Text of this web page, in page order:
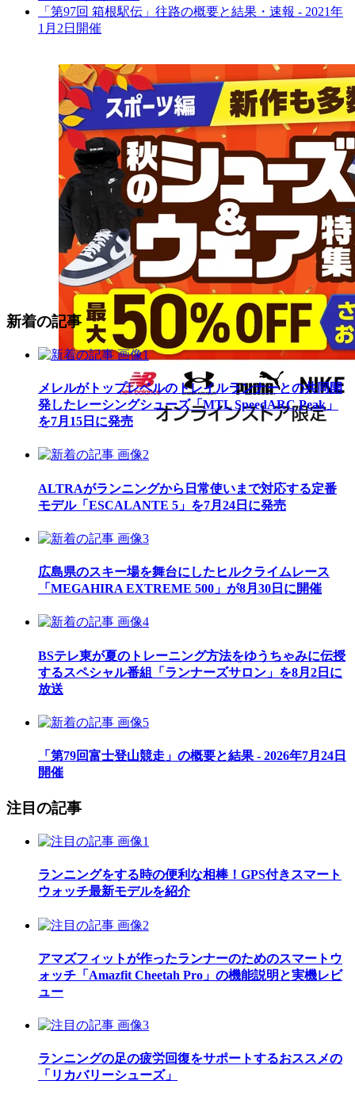
「第97回 箱根駅伝」往路の概要と結果・速報 - 2021年
1月2日開催
新着の記事
メレルがトップレベルのトレイルランナーとの共同開
発したレーシングシューズ「MTL SpeedARC Peak」
を7月15日に発売
ALTRAがランニングから日常使いまで対応する定番
モデル「ESCALANTE 5」を7月24日に発売
広島県のスキー場を舞台にしたヒルクライムレース
「MEGAHIRA EXTREME 500」が8月30日に開催
BSテレ東が夏のトレーニング方法をゆうちゃみに伝授
するスペシャル番組「ランナーズサロン」を8月2日に
放送
「第79回富士登山競走」の概要と結果 - 2026年7月24日
開催
注目の記事
ランニングをする時の便利な相棒！GPS付きスマート
ウォッチ最新モデルを紹介
アマズフィットが作ったランナーのためのスマートウ
ォッチ「Amazfit Cheetah Pro」の機能説明と実機レビ
ュー
ランニングの足の疲労回復をサポートするおススメの
「リカバリーシューズ」